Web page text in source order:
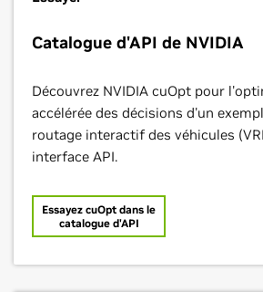
Catalogue d'API de NVIDIA
Découvrez NVIDIA cuOpt pour
accélérée des décisions d'un
routage interactif des véhicules
interface API.
Essayez cuOpt dans le
catalogue d'API